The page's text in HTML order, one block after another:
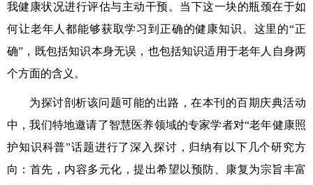
我健康状况进行评估与主动干预。当下这一块的瓶颈在于如
何让老年人都能够获取学习到正确的健康知识。这里的“正
确”，既包括知识本身无误，也包括知识适用于老年人自身两
个方面的含义。
为探讨剖析该问题可能的出路，在本刊的百期庆典活动
中，我们特地邀请了智慧医养领域的专家学者对“老年健康照
护知识科普”话题进行了深入探讨，归纳有以下几个研究方
向：首先，内容多元化，提出希望以预防、康复为宗旨丰富